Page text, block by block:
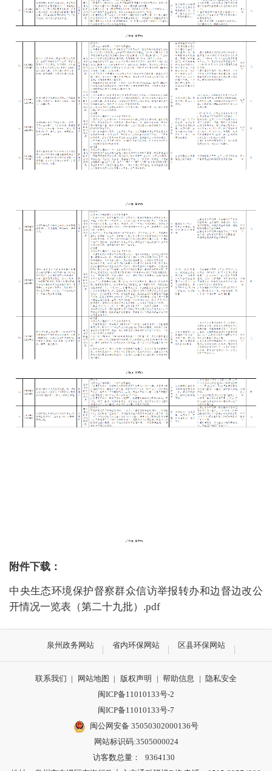
附件下载：
中央生态环境保护督察群众信访举报转办和边督边改公
开情况一览表（第二十九批）.pdf
泉州政务网站 省内环保网站 区县环保网站
联系我们 | 网站地图 | 版权声明 | 帮助信息 | 隐私安全
闽ICP备11010133号-2
闽ICP备11010133号-7
闽公网安备 35050302000136号
网站标识码:3505000024
访客数总量：
9364130